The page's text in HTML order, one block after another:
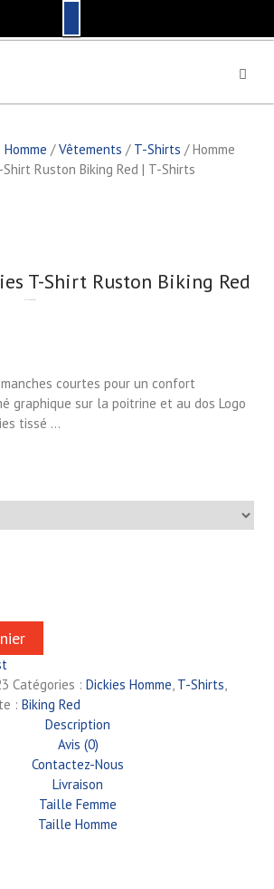
Homme /Vêtements / T-Shirts / Homme
Ruston Biking Red | T-Shirts
T-Shirt Ruston Biking Red
courtes pour un confort
graphique sur la poitrine et au dos Logo
tissé …
Catégories : Dickies Homme, T-Shirts,
: Biking Red
Description
Avis (0)
Contactez-Nous
Livraison
Taille Femme
Taille Homme